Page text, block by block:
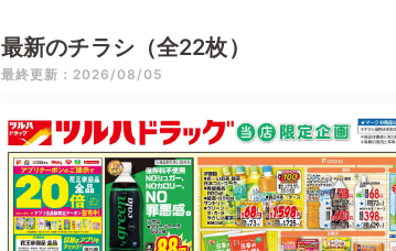
最新のチラシ（全22枚）
最終更新：2026/08/05